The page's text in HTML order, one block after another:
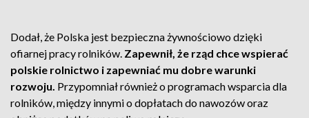
Dodał, że Polska jest bezpieczna żywnościowo dzięki
ofiarnej pracy rolników. Zapewnił, że rząd chce wspierać
polskie rolnictwo i zapewniać mu dobre warunki
rozwoju. Przypomniał również o programach wsparcia dla
rolników, między innymi o dopłatach do nawozów oraz